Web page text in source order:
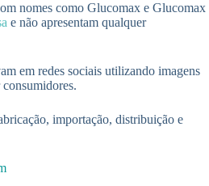
nomes como Glucomax e Glucomax
e não apresentam qualquer
em redes sociais utilizando imagens
consumidores.
importação, distribuição e